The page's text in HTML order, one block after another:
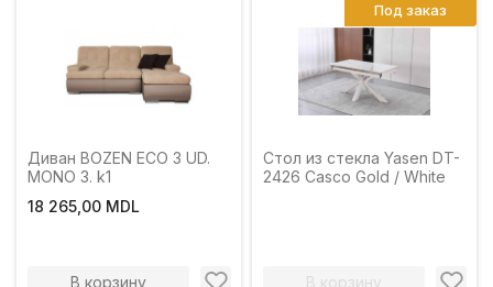
Диван BOZEN ECO 3 UD.
MONO 3. k1
18 265,00 MDL
В корзину
Стол из стекла Yasen DT-
2426 Casco Gold / White
В корзину
Под заказ